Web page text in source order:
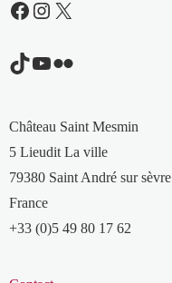
Facebook
Instagram
X
TikTok
YouTube
Flickr
Château Saint Mesmin
5 Lieudit La ville
79380 Saint André sur sèvre
France
+33 (0)5 49 80 17 62